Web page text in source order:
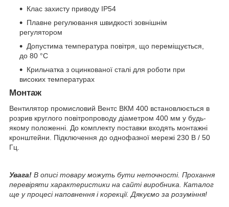
Клас захисту приводу IP54
Плавне регулювання швидкості зовнішнім
регулятором
Допустима температура повітря, що переміщується,
до 80 °С
Крильчатка з оцинкованої сталі для роботи при
високих температурах
Монтаж
Вентилятор промисловий Вентс ВКМ 400 встановлюється в
розрив круглого повітропроводу діаметром 400 мм у будь-
якому положенні. До комплекту поставки входять монтажні
кронштейни. Підключення до однофазної мережі 230 В / 50
Гц.
Увага! В описі товару можуть бути неточності. Прохання
перевіряти характеристики на сайті виробника. Каталог
ще у процесі наповнення і корекції. Дякуємо за розуміння!